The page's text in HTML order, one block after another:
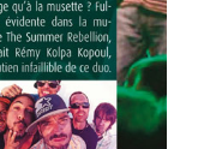
Vendredi 24
juillet – 00h30 –
CAOS.808